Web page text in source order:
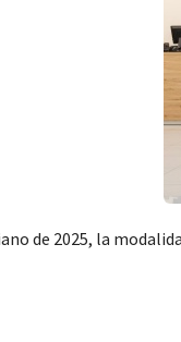
de 2025, la